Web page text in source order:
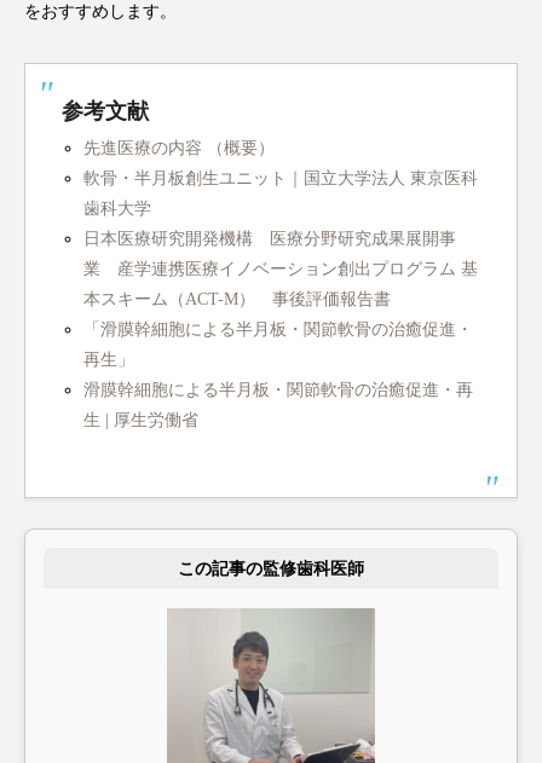
をおすすめします。
参考文献
先進医療の内容 （概要）
軟骨・半月板創生ユニット｜国立大学法人 東京医科
歯科大学
日本医療研究開発機構 医療分野研究成果展開事
業 産学連携医療イノベーション創出プログラム 基
本スキーム（ACT-M） 事後評価報告書
「滑膜幹細胞による半月板・関節軟骨の治癒促進・
再生」
滑膜幹細胞による半月板・関節軟骨の治癒促進・再
生 | 厚生労働省
この記事の監修歯科医師